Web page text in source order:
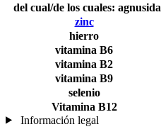
del cual/de los cuales: agnusida
zinc
hierro
vitamina B6
vitamina B2
vitamina B9
selenio
Vitamina B12
Información legal